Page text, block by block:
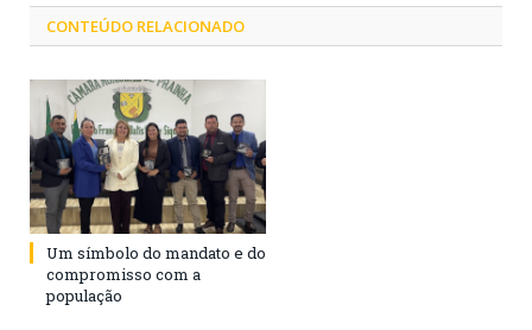
CONTEÚDO RELACIONADO
Um símbolo do mandato e do
compromisso com a
população